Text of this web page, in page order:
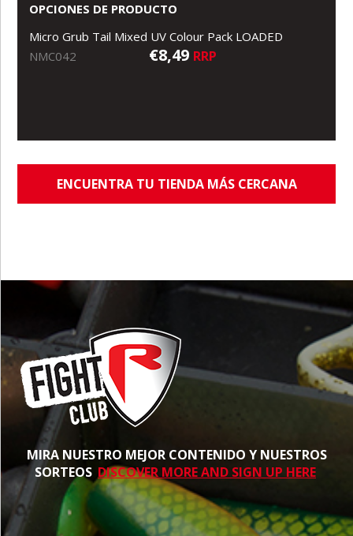
OPCIONES DE PRODUCTO
Micro Grub Tail Mixed UV Colour Pack LOADED
NMC042
€8,49 RRP
ENCUENTRA TU TIENDA MÁS CERCANA
MIRA NUESTRO MEJOR CONTENIDO Y NUESTROS
SORTEOS DISCOVER MORE AND SIGN UP HERE